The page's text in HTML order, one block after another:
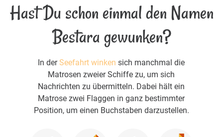
Hast Du schon einmal den Namen
Bestara gewunken?
In derSeefahrt winken sich manchmal die
Matrosen zweier Schiffe zu, um sich
Nachrichten zu übermitteln. Dabei hält ein
Matrose zwei Flaggen in ganz bestimmter
Position, um einen Buchstaben darzustellen.